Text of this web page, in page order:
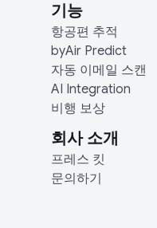
기능
항공편 추적
byAir Predict
자동 이메일 스캔
AI Integration
비행 보상
회사 소개
프레스 킷
문의하기